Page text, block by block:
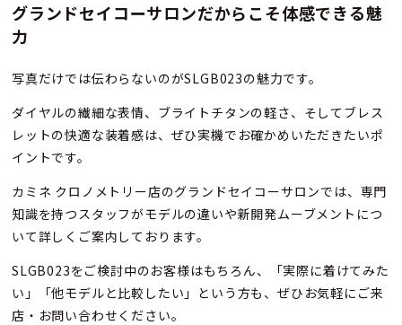
グランドセイコーサロンだからこそ体感できる魅
力
写真だけでは伝わらないのがSLGB023の魅力です。
ダイヤルの繊細な表情、ブライトチタンの軽さ、そしてブレス
レットの快適な装着感は、ぜひ実機でお確かめいただきたいポ
イントです。
カミネ クロノメトリー店のグランドセイコーサロンでは、専門
知識を持つスタッフがモデルの違いや新開発ムーブメントにつ
いて詳しくご案内しております。
SLGB023をご検討中のお客様はもちろん、「実際に着けてみた
い」「他モデルと比較したい」という方も、ぜひお気軽にご来
店・お問い合わせください。